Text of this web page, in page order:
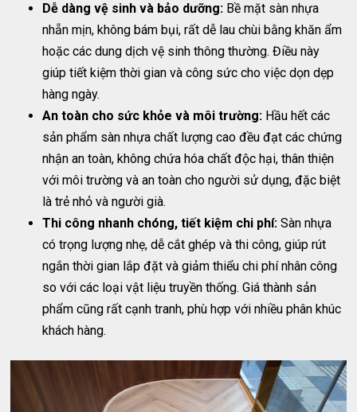
Dễ dàng vệ sinh và bảo dưỡng: Bề mặt sàn nhựa
nhẵn mịn, không bám bụi, rất dễ lau chùi bằng khăn ẩm
hoặc các dung dịch vệ sinh thông thường. Điều này
giúp tiết kiệm thời gian và công sức cho việc dọn dẹp
hàng ngày.
An toàn cho sức khỏe và môi trường: Hầu hết các
sản phẩm sàn nhựa chất lượng cao đều đạt các chứng
nhận an toàn, không chứa hóa chất độc hại, thân thiện
với môi trường và an toàn cho người sử dụng, đặc biệt
là trẻ nhỏ và người già.
Thi công nhanh chóng, tiết kiệm chi phí: Sàn nhựa
có trọng lượng nhẹ, dễ cắt ghép và thi công, giúp rút
ngắn thời gian lắp đặt và giảm thiểu chi phí nhân công
so với các loại vật liệu truyền thống. Giá thành sản
phẩm cũng rất cạnh tranh, phù hợp với nhiều phân khúc
khách hàng.